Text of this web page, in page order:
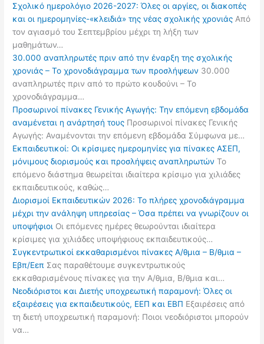
Σχολικό ημερολόγιο 2026-2027: Όλες οι αργίες, οι διακοπές
και οι ημερομηνίες-«κλειδιά» της νέας σχολικής χρονιάς Από
τον αγιασμό του Σεπτεμβρίου μέχρι τη λήξη των
μαθημάτων…
30.000 αναπληρωτές πριν από την έναρξη της σχολικής
χρονιάς – Το χρονοδιάγραμμα των προσλήψεων 30.000
αναπληρωτές πριν από το πρώτο κουδούνι – Το
χρονοδιάγραμμα…
Προσωρινοί πίνακες Γενικής Αγωγής: Την επόμενη εβδομάδα
αναμένεται η ανάρτησή τους Προσωρινοί πίνακες Γενικής
Αγωγής: Αναμένονται την επόμενη εβδομάδα Σύμφωνα με…
Εκπαιδευτικοί: Οι κρίσιμες ημερομηνίες για πίνακες ΑΣΕΠ,
μόνιμους διορισμούς και προσλήψεις αναπληρωτών Το
επόμενο διάστημα θεωρείται ιδιαίτερα κρίσιμο για χιλιάδες
εκπαιδευτικούς, καθώς…
Διορισμοί Εκπαιδευτικών 2026: Το πλήρες χρονοδιάγραμμα
μέχρι την ανάληψη υπηρεσίας – Όσα πρέπει να γνωρίζουν οι
υποψήφιοι Οι επόμενες ημέρες θεωρούνται ιδιαίτερα
κρίσιμες για χιλιάδες υποψήφιους εκπαιδευτικούς…
Συγκεντρωτικοί εκκαθαρισμένοι πίνακες Α/θμια – Β/θμια –
Εβπ/Εεπ Σας παραθέτουμε συγκεντρωτικούς
εκκαθαρισμένους πίνακες για την Α/θμια, Β/θμια και…
Νεοδιόριστοι και Διετής υποχρεωτική παραμονή: Όλες οι
εξαιρέσεις για εκπαιδευτικούς, ΕΕΠ και ΕΒΠ Εξαιρέσεις από
τη διετή υποχρεωτική παραμονή: Ποιοι νεοδιόριστοι μπορούν
να…